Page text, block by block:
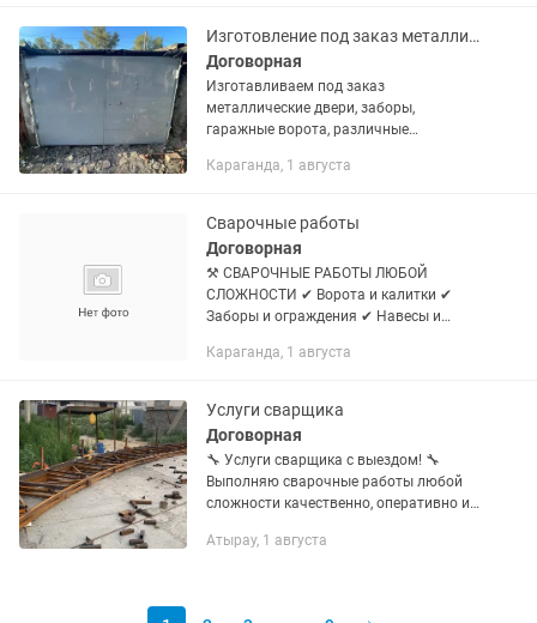
надежно. Услуги: ✔...
Изготовление под заказ металлические двери, заборы, гаражные ворота и т.д
Договорная
Изготавливаем под заказ
металлические двери, заборы,
гаражные ворота, различные
мангалы, перила, решетки и т.д
Караганда, 1 августа
Сварочные работы
Договорная
⚒️ СВАРОЧНЫЕ РАБОТЫ ЛЮБОЙ
СЛОЖНОСТИ ✔ Ворота и калитки ✔
Заборы и ограждения ✔ Навесы и
с выездом. Качественно, быстро,
сварочные...
Караганда, 1 августа
Услуги сварщика
Договорная
🔧 Услуги сварщика с выездом! 🔧
Выполняю сварочные работы любой
сложности качественно, оперативно и
монтаж металлоконструкций ✅ Сварка
Атырау, 1 августа